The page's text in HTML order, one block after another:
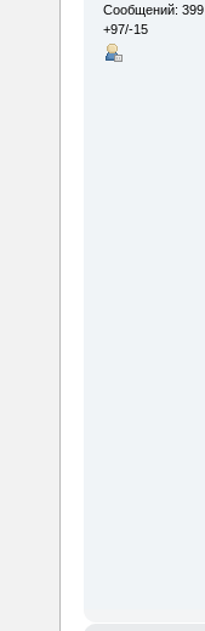
Сообщений: 399
+97/-15